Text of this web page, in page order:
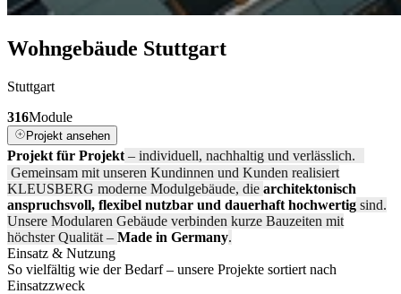
Wohngebäude Stuttgart
Stuttgart
316Module
Projekt ansehen
Projekt für Projekt – individuell, nachhaltig und verlässlich.
Gemeinsam mit unseren Kundinnen und Kunden realisiert
KLEUSBERG moderne Modulgebäude, die architektonisch
anspruchsvoll, flexibel nutzbar und dauerhaft hochwertig sind.
Unsere Modularen Gebäude verbinden kurze Bauzeiten mit
höchster Qualität – Made in Germany.
Einsatz & Nutzung
So vielfältig wie der Bedarf – unsere Projekte sortiert nach
Einsatzzweck